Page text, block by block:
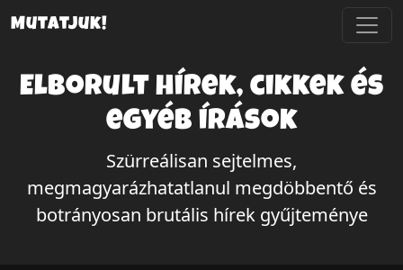
Mutatjuk!
Elborult hírek, cikkek és
egyéb írások
Szürreálisan sejtelmes,
megmagyarázhatatlanul megdöbbentő és
botrányosan brutális hírek gyűjteménye